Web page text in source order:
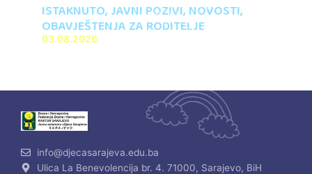
ISTAKNUTO, JAVNI POZIVI, NOVOSTI,
OBAVJEŠTENJA ZA RODITELJE
03.08.2026
info@djecasarajeva.edu.ba
Ulica La Benevolencija br. 4. 71000, Sarajevo, BiH